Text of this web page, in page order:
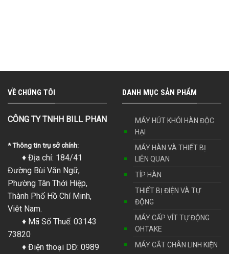
VỀ CHÚNG TÔI
CÔNG TY TNHH BILL PHAN
* Thông tin trụ sở chính:
♦ Địa chỉ: 184/41
Đường Bùi Văn Ngữ,
Phường Tân Thới Hiệp,
Thành Phố Hồ Chí Minh,
Viêt Nam.
♦ Mã Số Thuế: 03143
73820
♦ Điện thoại DĐ: 0989
DANH MỤC SẢN PHẨM
MÁY HÚT KHÓI HÀN ĐỘC
HẠI
MÁY HÀN VÀ THIẾT BỊ
LIÊN QUAN
TÍP HÀN
THIẾT BỊ ĐIỆN VÀ TỰ
ĐỘNG
MÁY CẤP VÍT TỰ ĐỘNG
OHTAKE
MÁY CẮT CHÂN LINH KIỆN